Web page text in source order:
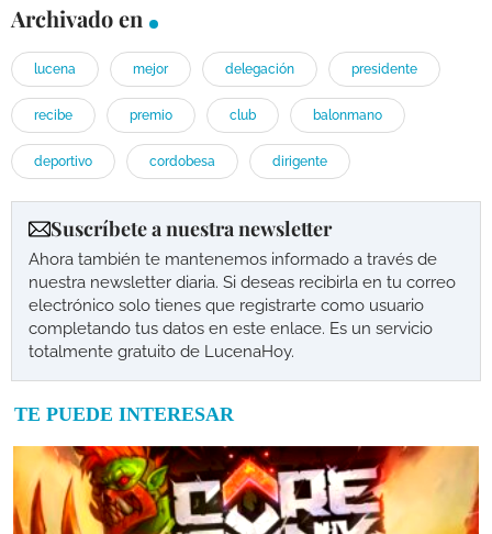
Archivado en
lucena mejor delegación presidente
recibe premio club balonmano
deportivo cordobesa dirigente
Suscríbete a nuestra newsletter
Ahora también te mantenemos informado a través de
nuestra newsletter diaria. Si deseas recibirla en tu correo
electrónico solo tienes que registrarte como usuario
completando tus datos en este enlace. Es un servicio
totalmente gratuito de LucenaHoy.
TE PUEDE INTERESAR